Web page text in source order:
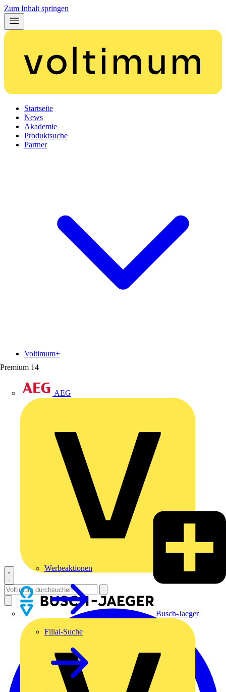
Zum Inhalt springen
Startseite
News
Akademie
Produktsuche
Partner
Premium 14
AEG
Busch-Jaeger
Voltimum+
Werbeaktionen
Filial-Suche